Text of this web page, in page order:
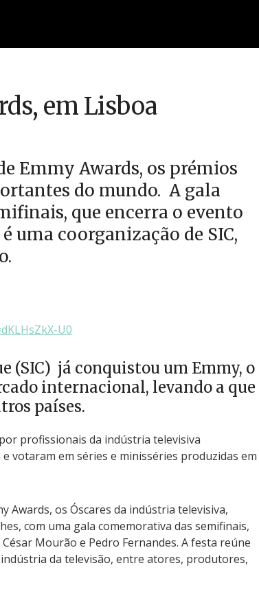
em Lisboa
Emmy Awards, os prémios
do mundo. A gala
que encerra o evento
uma coorganização de SIC,
U0
(SIC) já conquistou um Emmy, o
internacional, levando a que
países.
profissionais da indústria televisiva
votaram em séries e minisséries produzidas em
Awards, os Óscares da indústria televisiva,
com uma gala comemorativa das semifinais,
Mourão e Pedro Fernandes. A festa reúne
da televisão, entre atores, produtores,